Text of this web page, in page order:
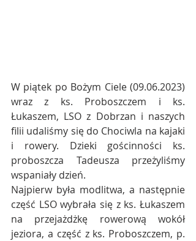
W piątek po Bożym Ciele (09.06.2023)
wraz z ks. Proboszczem i ks.
Łukaszem, LSO z Dobrzan i naszych
filii udaliśmy się do Chociwla na kajaki
i rowery. Dzieki gościnności ks.
proboszcza Tadeusza przeżyliśmy
wspaniały dzień.
Najpierw była modlitwa, a następnie
część LSO wybrała się z ks. Łukaszem
na przejażdżkę rowerową wokół
jeziora, a część z ks. Proboszczem, p.